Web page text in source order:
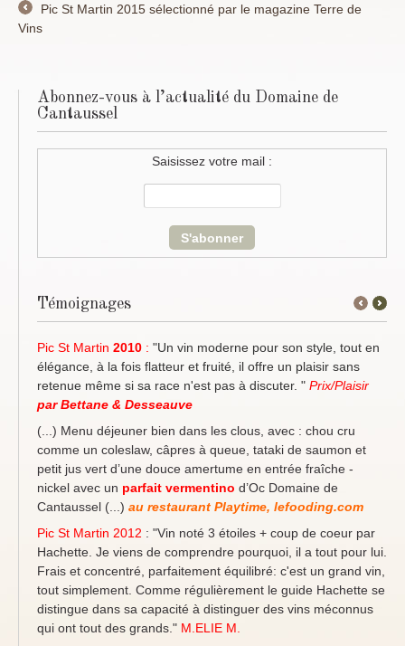
←
Pic St Martin 2015 sélectionné par le magazine Terre de
Vins
Abonnez-vous à l’actualité du Domaine de
Cantaussel
Saisissez votre mail :
Témoignages
Next
←
Pic St Martin 2010 : "Un vin moderne pour son style, tout en
élégance, à la fois flatteur et fruité, il offre un plaisir sans
retenue même si sa race n'est pas à discuter. " Prix/Plaisir
par Bettane & Desseauve
(...) Menu déjeuner bien dans les clous, avec : chou cru
comme un coleslaw, câpres à queue, tataki de saumon et
petit jus vert d’une douce amertume en entrée fraîche -
nickel avec un parfait vermentino d’Oc Domaine de
Cantaussel (...) au restaurant Playtime, lefooding.com
Pic St Martin 2012 : "Vin noté 3 étoiles + coup de coeur par
Hachette. Je viens de comprendre pourquoi, il a tout pour lui.
Frais et concentré, parfaitement équilibré: c'est un grand vin,
tout simplement. Comme régulièrement le guide Hachette se
distingue dans sa capacité à distinguer des vins méconnus
qui ont tout des grands." M.ELIE M.